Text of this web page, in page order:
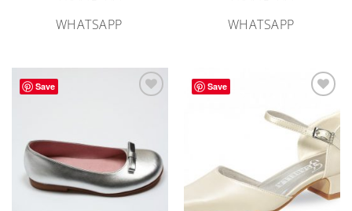
WHATSAPP
WHATSAPP
Save
Save
verlanglijst
toevoegen